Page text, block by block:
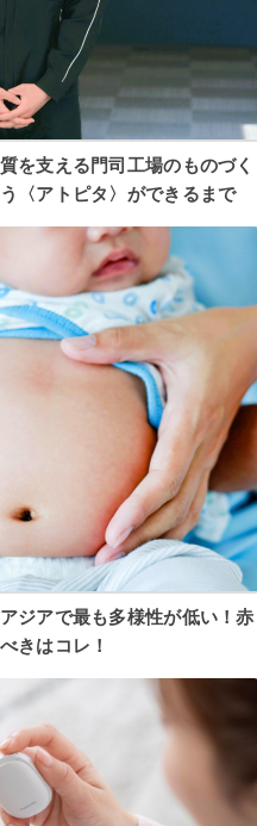
を支える門司工場のものづく
〈アトピタ〉ができるまで
ジアで最も多様性が低い！赤
きはコレ！